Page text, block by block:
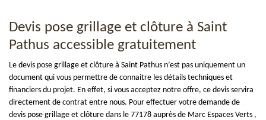
Devis pose grillage et clôture à Saint
Pathus accessible gratuitement
Le devis pose grillage et clôture à Saint Pathus n’est pas uniquement un
document qui vous permettre de connaitre les détails techniques et
financiers du projet. En effet, si vous acceptez notre offre, ce devis servira
directement de contrat entre nous. Pour effectuer votre demande de
devis pose grillage et clôture dans le 77178 auprès de Marc Espaces Verts ,